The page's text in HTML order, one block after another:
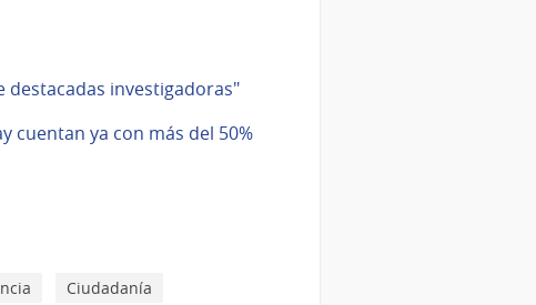
destacadas investigadoras"
cuentan ya con más del 50%
Ciudadanía